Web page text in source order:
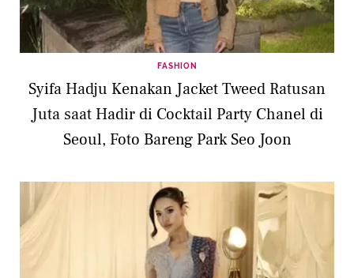
FASHION
Syifa Hadju Kenakan Jacket Tweed Ratusan
Juta saat Hadir di Cocktail Party Chanel di
Seoul, Foto Bareng Park Seo Joon